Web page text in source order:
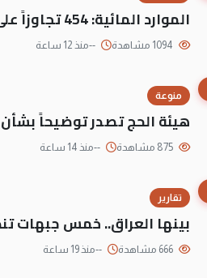
الموارد المائية: 454 تجاوزاً على دجلة تعود لجهات متنفذة
--منذ 12 ساعة
منوعة
هيئة الحج تصدر توضيحاً بشأن
--منذ 14 ساعة
تقارير
بينها العراق.. خمس جبهات
--منذ 19 ساعة